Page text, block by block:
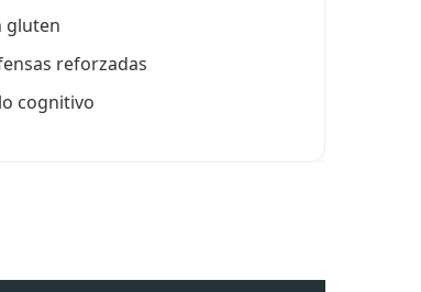
gluten
reforzadas
cognitivo